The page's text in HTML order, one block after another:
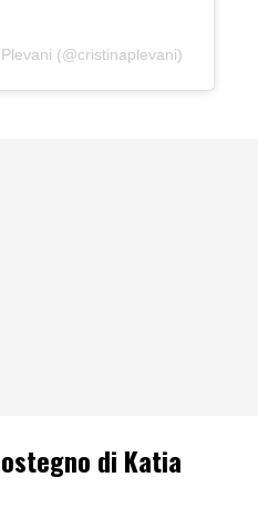
(@cristinaplevani)
di Katia